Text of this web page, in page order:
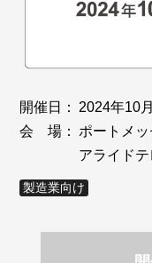
開催日：
2024年10
会 場：
ポートメ
アライド
製造業向け